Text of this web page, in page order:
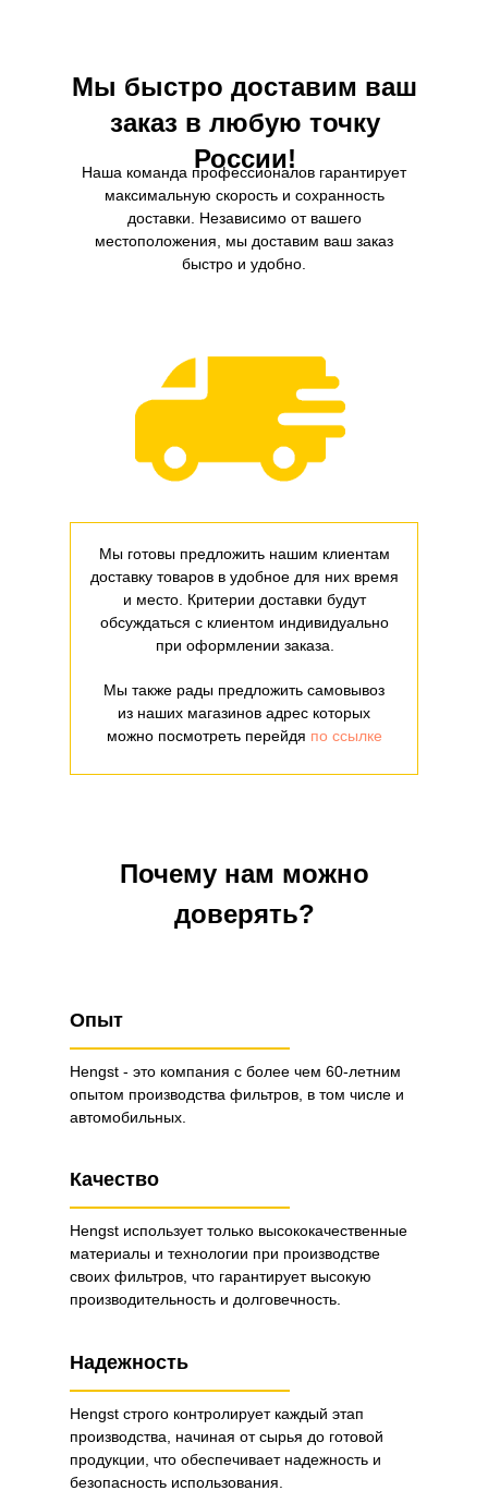
Мы быстро доставим ваш
заказ в любую точку
России!
Мы готовы предложить нашим клиентам
доставку товаров в удобное для них время
и место. Критерии доставки будут
обсуждаться с клиентом индивидуально
при оформлении заказа.
Мы также рады предложить самовывоз
из наших магазинов адрес которых
можно посмотреть перейдя по ссылке
Наша команда профессионалов гарантирует
максимальную скорость и сохранность
доставки. Независимо от вашего
местоположения, мы доставим ваш заказ
быстро и удобно.
Почему нам можно
доверять?
Опыт
Hengst - это компания с более чем 60-летним
опытом производства фильтров, в том числе и
автомобильных.
Качество
Надежность
Hengst использует только высококачественные
материалы и технологии при производстве
своих фильтров, что гарантирует высокую
производительность и долговечность.
Hengst строго контролирует каждый этап
производства, начиная от сырья до готовой
продукции, что обеспечивает надежность и
безопасность использования.